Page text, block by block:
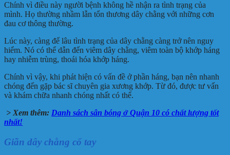
Chính vì điều này người bệnh không hề nhận ra tình trạng của
mình. Họ thường nhầm lẫn tổn thương dây chằng với những cơn
đau cơ thông thường.
Lúc này, càng để lâu tình trạng của dây chằng càng trở nên nguy
hiểm. Nó có thể dẫn đến viêm dây chằng, viêm toàn bộ khớp háng
hay nhiễm trùng, thoái hóa khớp háng.
Chính vì vậy, khi phát hiện có vấn đề ở phần háng, bạn nên nhanh
chóng đến gặp bác sĩ chuyên gia xương khớp. Từ đó, được tư vấn
và khám chữa nhanh chóng nhất có thể.
> Xem thêm: Danh sách sân bóng ở Quận 10 có chất lượng tốt
nhất!
Giãn dây chằng cổ tay